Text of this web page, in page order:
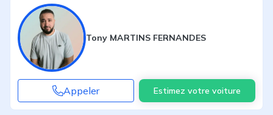
Tony MARTINS FERNANDES
Appeler Estimez votre voiture